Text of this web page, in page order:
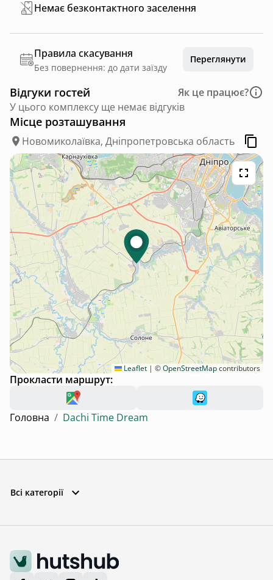
Немає безконтактного заселення
Правила скасування
Без повернення: до дати заїзду
Переглянути
Відгуки гостей
Як це працює?
У цього комплексу ще немає відгуків
Місце розташування
Новомиколаївка, Дніпропетровська область
Leaflet | ©OpenStreetMapcontributors
Прокласти маршрут:
Головна / Dachi Time Dream
Всі категорії